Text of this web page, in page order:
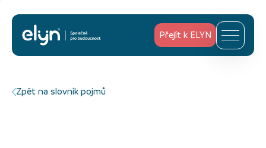
Přejít k ELYN
Zpět na slovník pojmů